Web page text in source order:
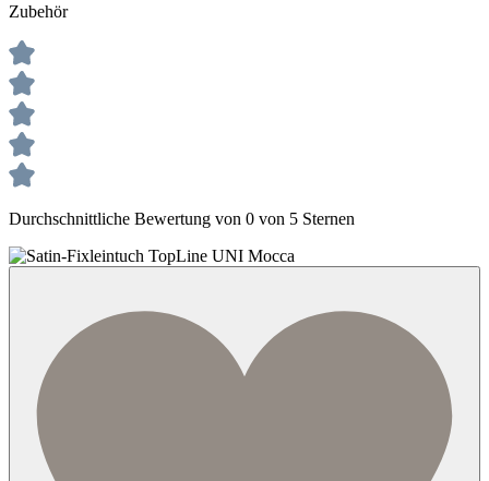
Zubehör
Durchschnittliche Bewertung von 0 von 5 Sternen